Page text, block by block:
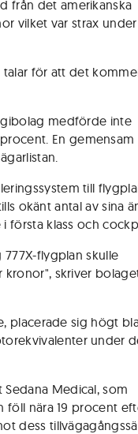
från det amerikanska
vilket var strax under
talar för att det
medförde inte
En gemensam
till
okänt antal av sina
första klass och
777X-flygplan skulle
skriver
placerade sig högt
under
Medical, som
föll nära 19 procent
dess